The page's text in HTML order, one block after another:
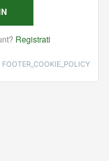
FOOTER_COOKIE_POLICY